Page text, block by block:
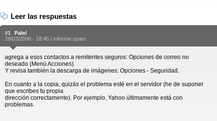
Leer las respuestas
#1
Palel
28/03/2008 - 18:45 | Informe spam
agrega a esos contactos a remitentes seguros: Opciones de correo no
deseado (Menú Acciones).
Y revisa también la descarga de imágenes: Opciones - Seguridad.
En cuanto a la copia, quizás el problema esté en el servidor (he de suponer
que escribes tu propia
dirección correctamente). Por ejemplo, Yahoo últimamente está con
problemas.